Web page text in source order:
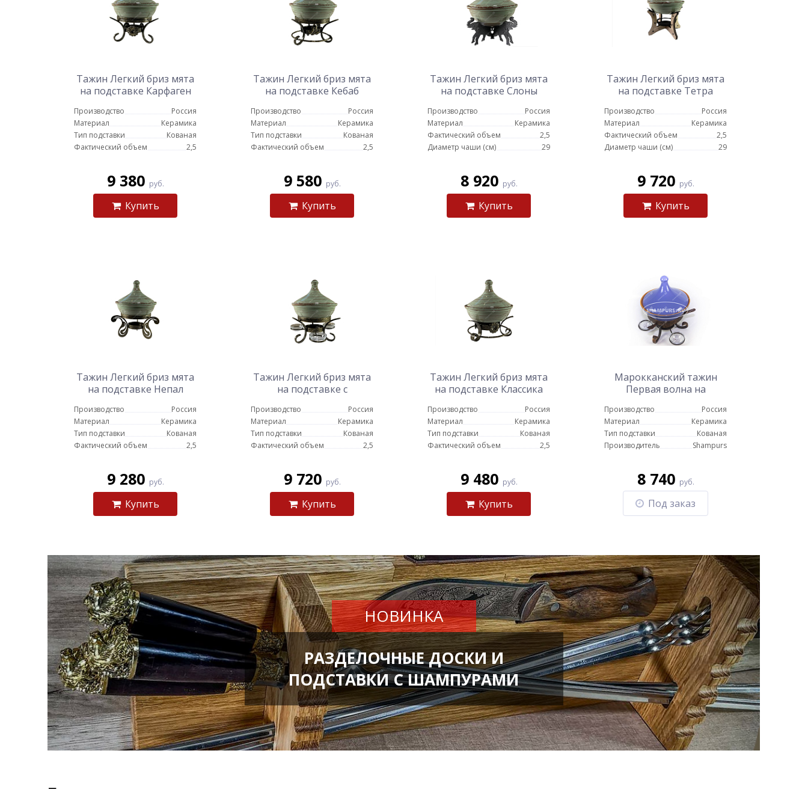
Тажин Легкий бриз мята
на подставке Карфаген
Производство
Россия
Материал
Керамика
Тип подставки
Кованая
Фактический объем
2,5
9 380 руб.
Купить
Тажин Легкий бриз мята
на подставке Кебаб
Производство
Россия
Материал
Керамика
Тип подставки
Кованая
Фактический объем
2,5
9 580 руб.
Купить
Тажин Легкий бриз мята
на подставке Слоны
Производство
Россия
Материал
Керамика
Фактический объем
2,5
Диаметр чаши (см)
29
8 920 руб.
Купить
Тажин Легкий бриз мята
на подставке Тетра
Производство
Россия
Материал
Керамика
Фактический объем
2,5
Диаметр чаши (см)
29
9 720 руб.
Купить
Тажин Легкий бриз мята
на подставке Непал
Производство
Россия
Материал
Керамика
Тип подставки
Кованая
Фактический объем
2,5
9 280 руб.
Купить
Тажин Легкий бриз мята
на подставке с
Производство
Россия
Материал
Керамика
Тип подставки
Кованая
Фактический объем
2,5
9 720 руб.
Купить
Тажин Легкий бриз мята
на подставке Классика
Производство
Россия
Материал
Керамика
Тип подставки
Кованая
Фактический объем
2,5
9 480 руб.
Купить
Марокканский тажин
Первая волна на
для соуса
Производство
Россия
Материал
Керамика
Тип подставки
Кованая
Производитель
Shampurs
8 740 руб.
Под заказ
НОВИНКА
РАЗДЕЛОЧНЫЕ ДОСКИ И
ПОДСТАВКИ С ШАМПУРАМИ